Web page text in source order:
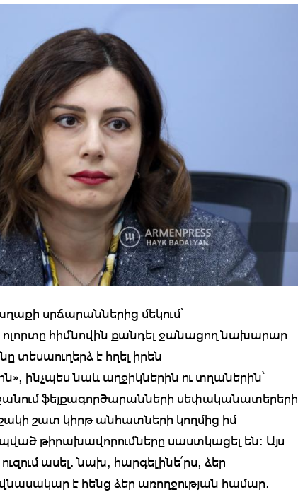
սրճարաններից մեկում՝
հիմնովին քանդել ջանացող նախարար
տեսաուղերձ է հղել իրեն
ինչպես նաև աղջիկներին ու տղաներին՝
ֆեյքագործարանների սեփականատերերի
շատ կիրթ անհատների կողմից իմ
թիրախավորումները սաստկացել են: Այս
ասել. նախ, հարգելինե՛րս, ձեր
է հենց ձեր առողջության համար.